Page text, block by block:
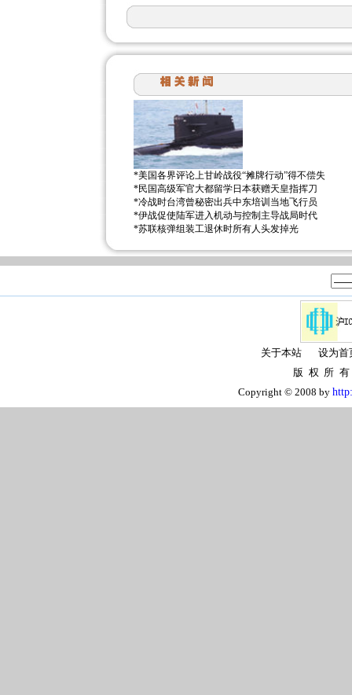
*美国各界评论上甘岭战役“摊牌行动”得不偿失
*民国高级军官大都留学日本获赠天皇指挥刀
*冷战时台湾曾秘密出兵中东培训当地飞行员
*伊战促使陆军进入机动与控制主导战局时代
*苏联核弹组装工退休时所有人头发掉光